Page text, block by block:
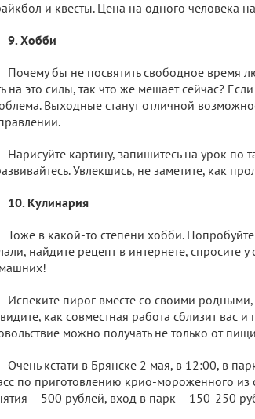
и квесты. Цена на одного человека
9. Хобби
Почему бы не посвятить свободное время
на это силы, так что же мешает сейчас?
Выходные станут отличной
Нарисуйте картину, запишитесь на урок по
Увлекшись, не заметите, как
10. Кулинария
Тоже в какой-то степени хобби.
найдите рецепт в интернете,
Испеките пирог вместе со своими
как совместная работа сблизит вас
можно получать не только от
Очень кстати в Брянске 2 мая, в 12:00, в
по приготовлению крио-мороженного из
– 500 рублей, вход в парк – 150-250